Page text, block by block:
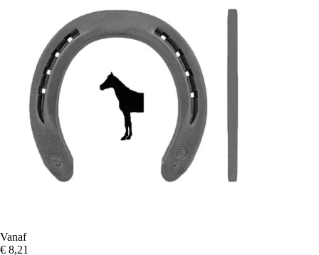
Vanaf
€ 8,21